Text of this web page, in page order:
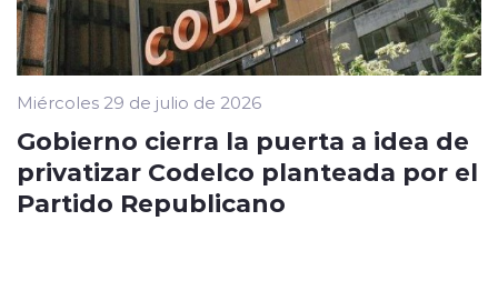
Miércoles 29 de julio de 2026
Gobierno cierra la puerta a idea de
privatizar Codelco planteada por el
Partido Republicano